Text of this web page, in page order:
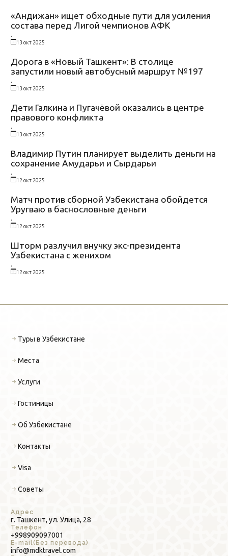
«Андижан» ищет обходные пути для усиления
состава перед Лигой чемпионов АФК
.
13 окт 2025
Дорога в «Новый Ташкент»: В столице
запустили новый автобусный маршрут №197
.
13 окт 2025
Дети Галкина и Пугачёвой оказались в центре
правового конфликта
.
13 окт 2025
Владимир Путин планирует выделить деньги на
сохранение Амударьи и Сырдарьи
.
12 окт 2025
Матч против сборной Узбекистана обойдется
Уругваю в баснословные деньги
.
12 окт 2025
Шторм разлучил внучку экс-президента
Узбекистана с женихом
.
12 окт 2025
Адрес
г. Ташкент, ул. Улица, 28
Телефон
+998909097001
E-mail(Без перевода)
info@mdktravel.com
Туры в Узбекистане
Места
Услуги
Гостиницы
Об Узбекистане
Контакты
Visa
Советы